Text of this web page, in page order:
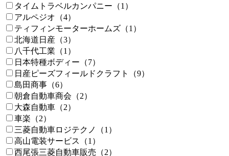
タイムトラベルカンパニー（1）
アルペジオ（4）
ティフィンモーターホームズ（1）
北海道日産（3）
八千代工業（1）
日本特種ボディー（7）
日産ピーズフィールドクラフト（9）
島田商事（6）
朝倉自動車商会（2）
大森自動車（2）
車楽（2）
三菱自動車ロジテクノ（1）
高山電装サービス（1）
西尾張三菱自動車販売（2）